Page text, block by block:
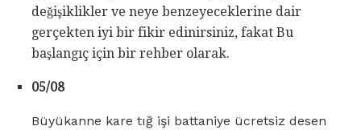
değişiklikler ve neye benzeyeceklerine dair
gerçekten iyi bir fikir edinirsiniz, fakat Bu
başlangıç ​​için bir rehber olarak.
05/08
Büyükanne kare tığ işi battaniye ücretsiz desen